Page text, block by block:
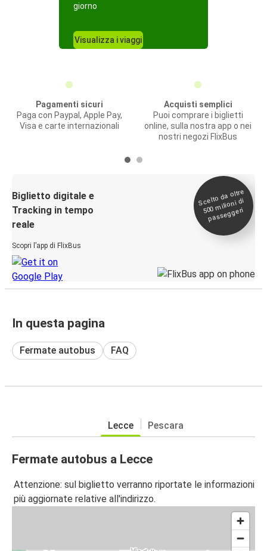
giorno
Visualizza i viaggi
Pagamenti sicuri
Paga con Paypal, Apple Pay,
Visa e carte internazionali
Acquisti semplici
Puoi comprare i biglietti
online, sulla nostra app o nei
nostri negozi FlixBus
Biglietto digitale e
Tracking in tempo
reale
Scopri l’app di FlixBus
Scelto da oltre
500
milioni di
passeggeri
In questa pagina
Fermate autobus FAQ
Lecce Pescara
Fermate autobus a Lecce
Attenzione: sul biglietto verranno riportate le informazioni
più aggiornate relative all'indirizzo.